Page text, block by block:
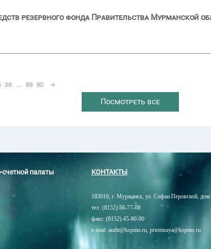
резервного фонда Правительства Мурманской
36 ... 89 90 →
Посмотреть все
палаты
КОНТАКТЫ
183016, г. Мурманск, ул. Софьи Перовской, дом
тел: (8152) 56-77-08
факс: (8152) 45-80-00
e-mail: audit@kspmo.ru, priemnaya@kspmo.ru